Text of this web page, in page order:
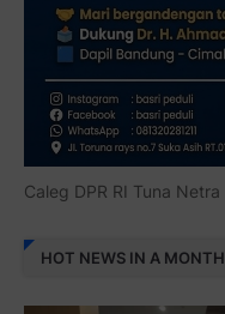
Caleg DPR RI Tuna Netra
HOT NEWS IN A MONTH